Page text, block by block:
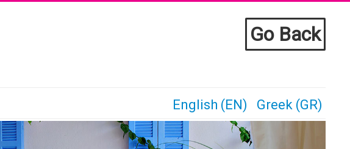
Go Back
English (EN) Greek (GR)